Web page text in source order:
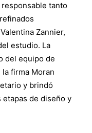
tanto
Zannier,
estudio. La
del equipo de
firma Moran
y brindó
de diseño y